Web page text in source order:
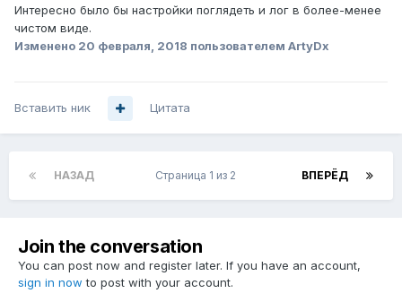
Интересно было бы настройки поглядеть и лог в более-менее
чистом виде.
Изменено 20 февраля, 2018 пользователем ArtyDx
Вставить ник Цитата
НАЗАД ВПЕРЁД
Страница 1 из 2
Join the conversation
You can post now and register later. If you have an account,
sign in now to post with your account.